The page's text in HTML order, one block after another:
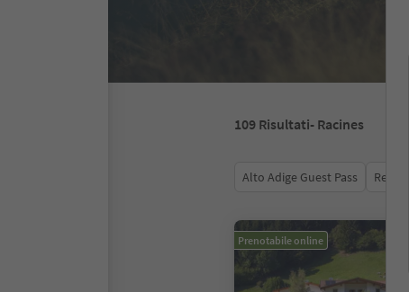
109 Risultati- Racines
Alto Adige Guest Pass
Prenotabile online